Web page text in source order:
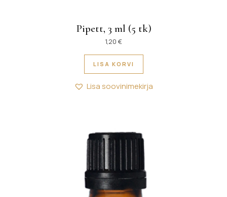
Pipett, 3 ml (5 tk)
1,20 €
LISA KORVI
Lisa soovinimekirja